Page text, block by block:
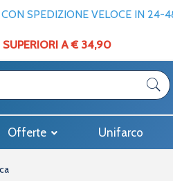
SPEDIZIONE VELOCE IN 24-
SUPERIORI A € 34,90
Offerte Unifarco